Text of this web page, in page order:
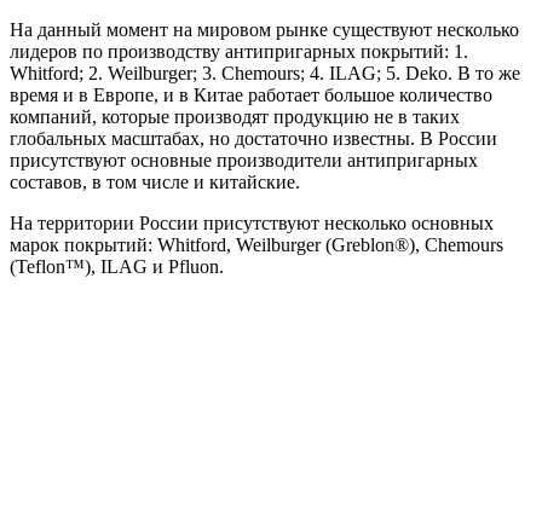
На данный момент на мировом рынке существуют несколько
лидеров по производству антипригарных покрытий: 1.
Whitford; 2. Weilburger; 3. Chemours; 4. ILAG; 5. Deko. В то же
время и в Европе, и в Китае работает большое количество
компаний, которые производят продукцию не в таких
глобальных масштабах, но достаточно известны. В России
присутствуют основные производители антипригарных
составов, в том числе и китайские.
На территории России присутствуют несколько основных
марок покрытий: Whitford, Weilburger (Greblon®), Chemours
(Teflon™), ILAG и Pfluon.